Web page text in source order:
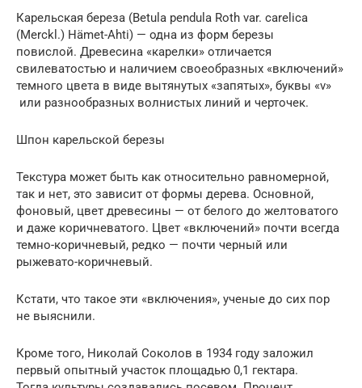
Карельская береза (Betula pendula Roth var. carelica
(Merckl.) Hämet-Ahti) — одна из форм березы
повислой. Древесина «карелки» отличается
свилеватостью и наличием своеобразных «включений»
темного цвета в виде вытянутых «запятых», буквы «v»
или разнообразных волнистых линий и черточек.
Шпон карельской березы
Текстура может быть как относительно равномерной,
так и нет, это зависит от формы дерева. Основной,
фоновый, цвет древесины — от белого до желтоватого
и даже коричневатого. Цвет «включений» почти всегда
темно-коричневый, редко — почти черный или
рыжевато-коричневый.
Кстати, что такое эти «включения», ученые до сих пор
не выяснили.
Кроме того, Николай Соколов в 1934 году заложил
первый опытный участок площадью 0,1 гектара.